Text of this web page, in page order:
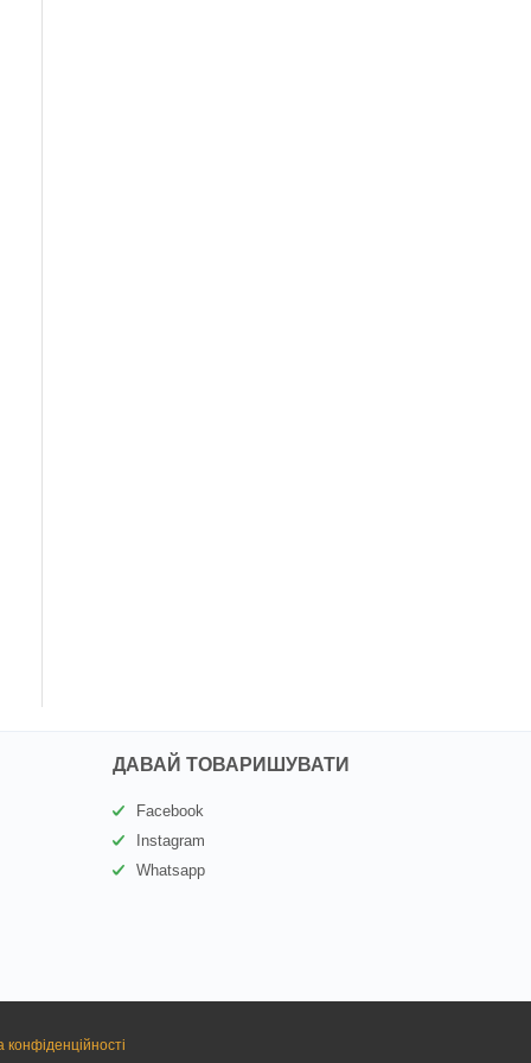
ДАВАЙ ТОВАРИШУВАТИ
Facebook
Instagram
Whatsapp
конфіденційності